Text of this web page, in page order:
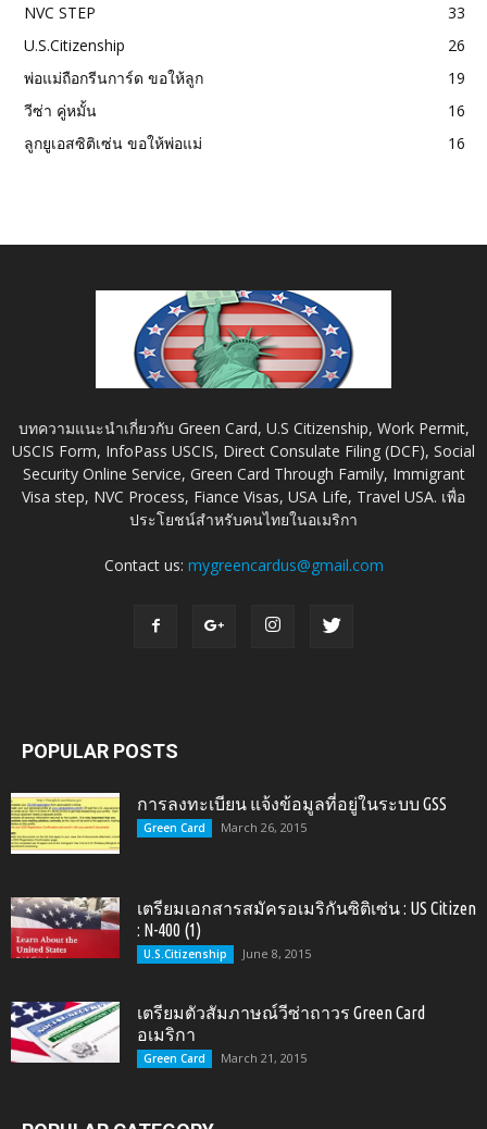
NVC STEP
33
U.S.Citizenship
26
พ่อแม่ถือกรีนการ์ด ขอให้ลูก
19
วีซ่า คู่หมั้น
16
ลูกยูเอสซิติเซ่น ขอให้พ่อแม่
16
บทความแนะนำเกี่ยวกับ Green Card, U.S Citizenship, Work Permit,
USCIS Form, InfoPass USCIS, Direct Consulate Filing (DCF), Social
Security Online Service, Green Card Through Family, Immigrant
Visa step, NVC Process, Fiance Visas, USA Life, Travel USA. เพื่อ
ประโยชน์สำหรับคนไทยในอเมริกา
Contact us: mygreencardus@gmail.com
POPULAR POSTS
การลงทะเบียน แจ้งข้อมูลที่อยู่ในระบบ GSS
Green Card March 26, 2015
เตรียมเอกสารสมัครอเมริกันซิติเซ่น : US Citizen
: N-400 (1)
U.S.Citizenship June 8, 2015
เตรียมตัวสัมภาษณ์วีซ่าถาวร Green Card
อเมริกา
Green Card March 21, 2015